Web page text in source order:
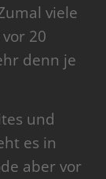
viele
20
denn je
und
es in
aber vor